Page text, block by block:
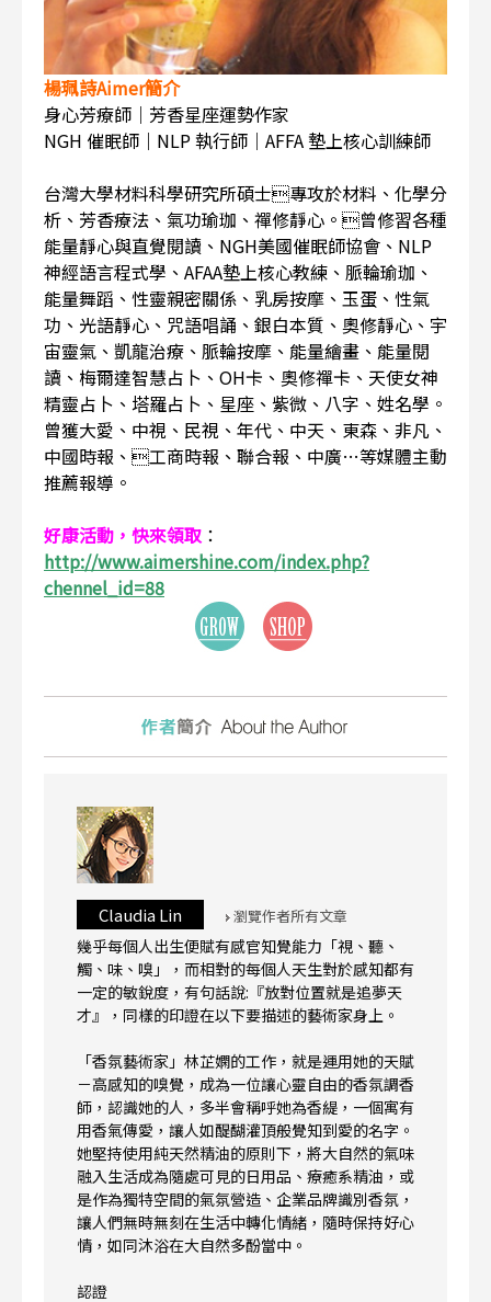
楊珮詩Aimer簡介
身心芳療師｜芳香星座運勢作家
NGH 催眠師｜NLP 執行師｜AFFA 墊上核心訓練師
台灣大學材料科學研究所碩士專攻於材料、化學分
析、芳香療法、氣功瑜珈、禪修靜心。曾修習各種
能量靜心與直覺閱讀、NGH美國催眠師協會、NLP
神經語言程式學、AFAA墊上核心教練、脈輪瑜珈、
能量舞蹈、性靈親密關係、乳房按摩、玉蛋、性氣
功、光語靜心、咒語唱誦、銀白本質、奧修靜心、宇
宙靈氣、凱龍治療、脈輪按摩、能量繪畫、能量閱
讀、梅爾達智慧占卜、OH卡、奧修禪卡、天使女神
精靈占卜、塔羅占卜、星座、紫微、八字、姓名學。
曾獲大愛、中視、民視、年代、中天、東森、非凡、
中國時報、工商時報、聯合報、中廣…等媒體主動
推薦報導。
好康活動，快來領取：
http://www.aimershine.com/index.php?
chennel_id=88
Claudia Lin 瀏覽作者所有文章
幾乎每個人出生便賦有感官知覺能力「視、聽、
觸、味、嗅」，而相對的每個人天生對於感知都有
一定的敏銳度，有句話說:『放對位置就是追夢天
才』，同樣的印證在以下要描述的藝術家身上。
「香氛藝術家」林芷嫻的工作，就是運用她的天賦
－高感知的嗅覺，成為一位讓心靈自由的香氛調香
師，認識她的人，多半會稱呼她為香緹，一個寓有
用香氣傳愛，讓人如醍醐灌頂般覺知到愛的名字。
她堅持使用純天然精油的原則下，將大自然的氣味
融入生活成為隨處可見的日用品、療癒系精油，或
是作為獨特空間的氣氛營造、企業品牌識別香氛，
讓人們無時無刻在生活中轉化情緒，隨時保持好心
情，如同沐浴在大自然多酚當中。
認證